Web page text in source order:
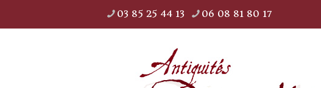
03 85 25 44 13 06 08 81 80 17